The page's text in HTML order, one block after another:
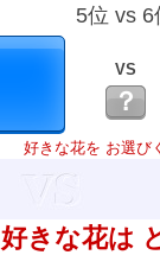
5位 vs 6
VS
？
好きな花を お選び
好きな花は